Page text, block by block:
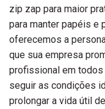
zip zap para maior
para manter papéis e
oferecemos a
que sua empresa
profissional em
seguir as condições
prolongar a vida útil